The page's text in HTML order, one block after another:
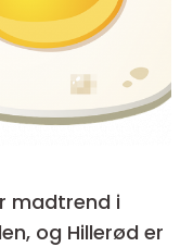
madtrend i
og Hillerød er